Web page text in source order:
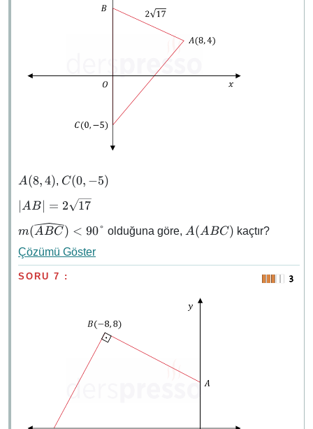
A(8,
A(8,4), C(0,
C(0, −5)
\abs{AB}
2\sqrt{17}
∣AB∣ = 2
17
m(\widehat{ABC})
\lt 90°
m(ABC) < 90° olduğuna göre, A(ABC)
A(ABC) kaçtır?
Çözümü Göster
SORU 7 :